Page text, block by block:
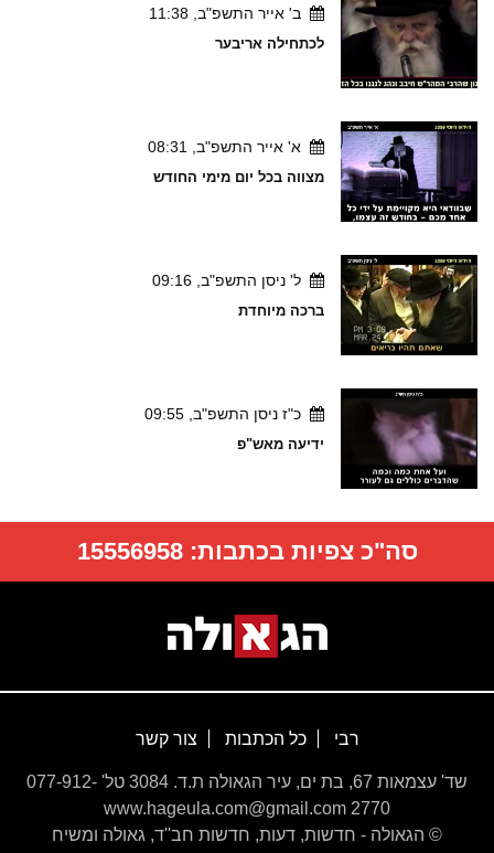
ב' אייר התשפ"ב, 11:38
לכתחילה אריבער
א' אייר התשפ"ב, 08:31
מצווה בכל יום מימי החודש
ל' ניסן התשפ"ב, 09:16
ברכה מיוחדת
כ"ז ניסן התשפ"ב, 09:55
ידיעה מאש"פ
סה"כ צפיות בכתבות:15556958
רבי כל הכתבות צור קשר
שד' עצמאות 67, בת ים, עיר הגאולה ת.ד. 3084 טל' 077-912-
2770 www.hageula.com@gmail.com
© הגאולה - חדשות, דעות, חדשות חב''ד, גאולה ומשיח